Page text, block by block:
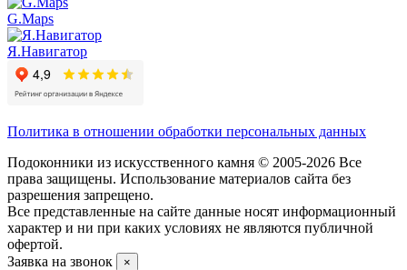
G.Maps
Я.Навигатор
Политика в отношении обработки персональных данных
Подоконники из искусственного камня © 2005-2026 Все
права защищены. Использование материалов сайта без
разрешения запрещено.
Все представленные на сайте данные носят информационный
характер и ни при каких условиях не являются публичной
офертой.
Заявка на звонок
×